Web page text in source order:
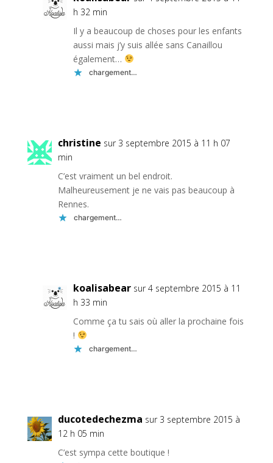
h 32 min
Il y a beaucoup de choses pour les enfants
aussi mais j’y suis allée sans Canaillou
également…
chargement…
christine sur 3 septembre 2015 à 11 h 07
min
C’est vraiment un bel endroit.
Malheureusement je ne vais pas beaucoup à
Rennes.
chargement…
koalisabear sur 4 septembre 2015 à 11
h 33 min
Comme ça tu sais où aller la prochaine fois
!
chargement…
ducotedechezma sur 3 septembre 2015 à
12 h 05 min
C’est sympa cette boutique !